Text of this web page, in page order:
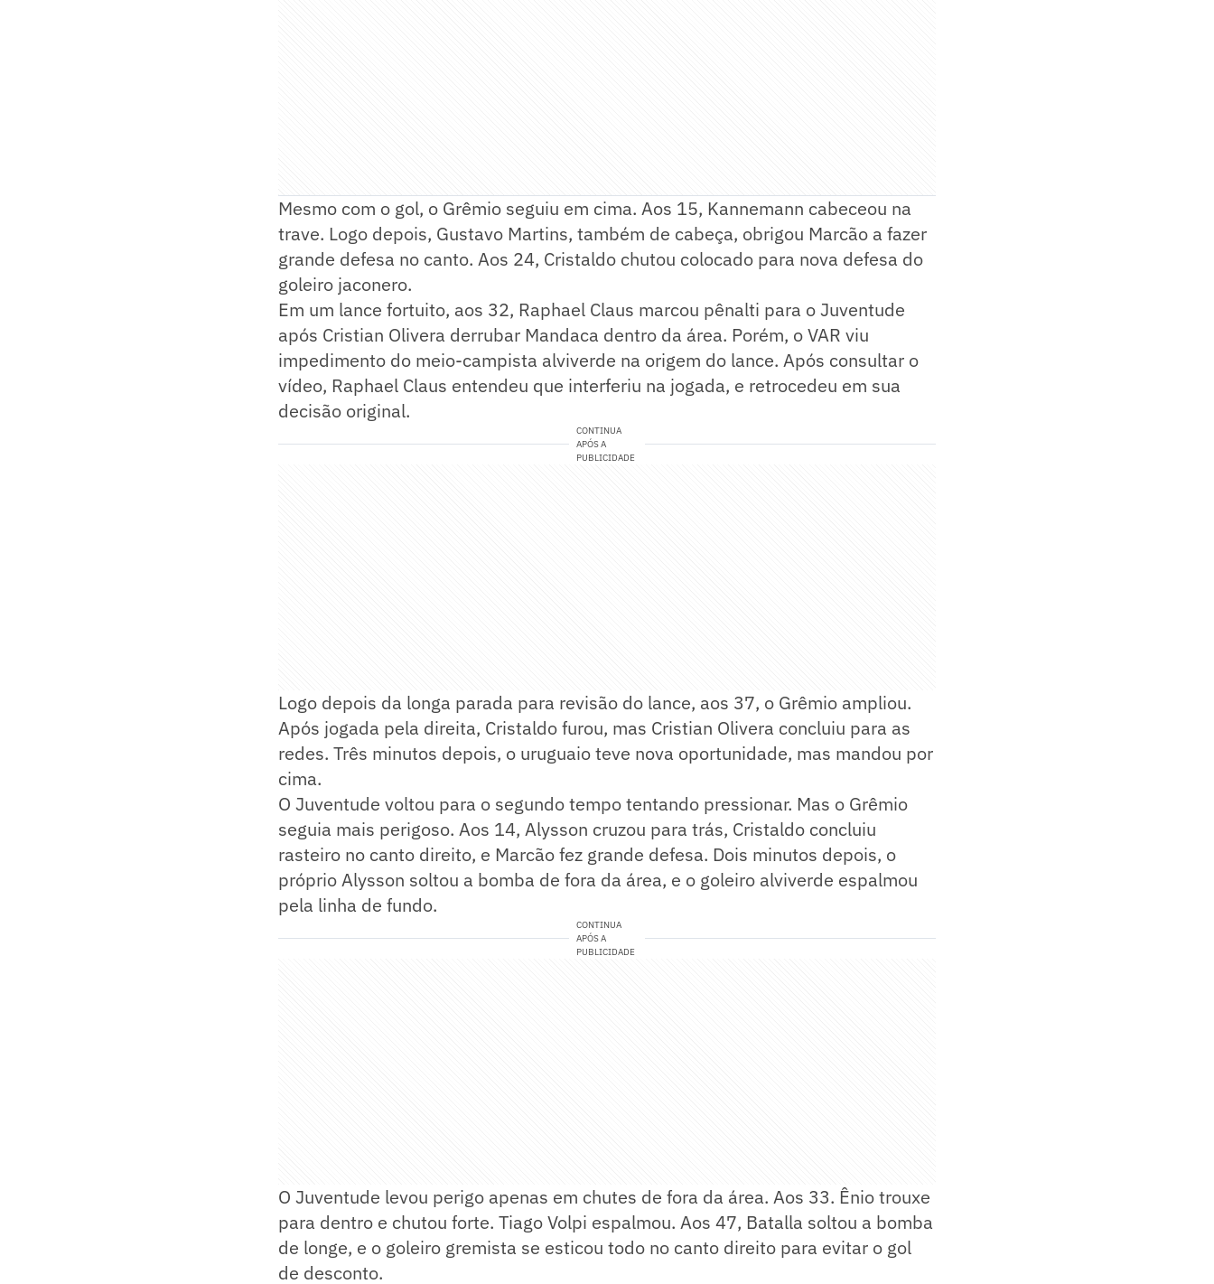
Mesmo com o gol, o Grêmio seguiu em cima. Aos 15, Kannemann cabeceou na
trave. Logo depois, Gustavo Martins, também de cabeça, obrigou Marcão a fazer
grande defesa no canto. Aos 24, Cristaldo chutou colocado para nova defesa do
goleiro jaconero.
Em um lance fortuito, aos 32, Raphael Claus marcou pênalti para o Juventude
após Cristian Olivera derrubar Mandaca dentro da área. Porém, o VAR viu
impedimento do meio-campista alviverde na origem do lance. Após consultar o
vídeo, Raphael Claus entendeu que interferiu na jogada, e retrocedeu em sua
decisão original.
CONTINUA
APÓS A
PUBLICIDADE
Logo depois da longa parada para revisão do lance, aos 37, o Grêmio ampliou.
Após jogada pela direita, Cristaldo furou, mas Cristian Olivera concluiu para as
redes. Três minutos depois, o uruguaio teve nova oportunidade, mas mandou por
cima.
O Juventude voltou para o segundo tempo tentando pressionar. Mas o Grêmio
seguia mais perigoso. Aos 14, Alysson cruzou para trás, Cristaldo concluiu
rasteiro no canto direito, e Marcão fez grande defesa. Dois minutos depois, o
próprio Alysson soltou a bomba de fora da área, e o goleiro alviverde espalmou
pela linha de fundo.
CONTINUA
APÓS A
PUBLICIDADE
O Juventude levou perigo apenas em chutes de fora da área. Aos 33. Ênio trouxe
para dentro e chutou forte. Tiago Volpi espalmou. Aos 47, Batalla soltou a bomba
de longe, e o goleiro gremista se esticou todo no canto direito para evitar o gol
de desconto.